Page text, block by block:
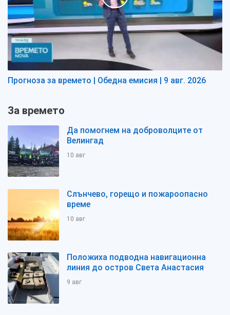
Прогноза за времето | Обедна емисия | 9 авг. 2026
За времето
Да помогнем на доброволците от
Велингад
10 авг
Слънчево, горещо и пожароопасно
време
10 авг
Положиха подводна навигационна
линия до остров Света Анастасия
9 авг